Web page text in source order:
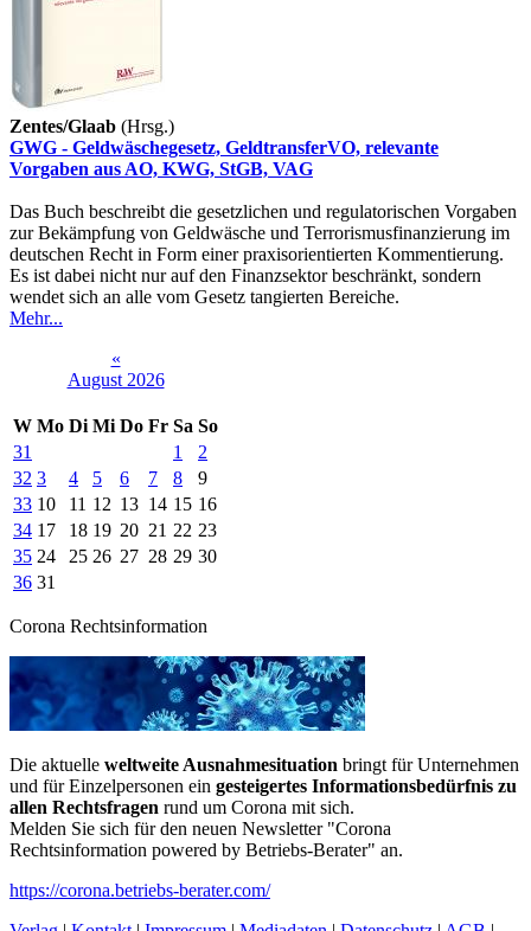
Zentes/Glaab (Hrsg.)
GWG - Geldwäschegesetz, GeldtransferVO, relevante
Vorgaben aus AO, KWG, StGB, VAG
Das Buch beschreibt die gesetzlichen und regulatorischen Vorgaben
zur Bekämpfung von Geldwäsche und Terrorismusfinanzierung im
deutschen Recht in Form einer praxisorientierten Kommentierung.
Es ist dabei nicht nur auf den Finanzsektor beschränkt, sondern
wendet sich an alle vom Gesetz tangierten Bereiche.
Mehr...
«
August 2026
W Mo Di Mi Do Fr Sa So
31
1
2
32 3 4 5 6 7 8
9
33 10 11 12 13 14 15 16
34 17 18 19 20 21 22 23
35 24 25 26 27 28 29 30
36 31
Corona Rechtsinformation
Die aktuelle weltweite Ausnahmesituation bringt für Unternehmen
und für Einzelpersonen ein gesteigertes Informationsbedürfnis zu
allen Rechtsfragen rund um Corona mit sich.
Melden Sie sich für den neuen Newsletter "Corona
Rechtsinformation powered by Betriebs-Berater" an.
https://corona.betriebs-berater.com/